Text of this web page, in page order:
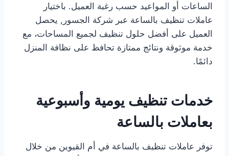
الساعات أو المواعيد حسب رغبة العميل. باختيار
عاملات تنظيف بالساعة عبر شركة الجسور, يحصل
العميل على أفضل حلول تنظيف لجميع المساحات، مع
خدمة موثوقة ونتائج ممتازة تحافظ على نظافة المنزل
دائمًا.
خدمات تنظيف يومية وأسبوعية
بعاملات بالساعة
توفر عاملات تنظيف بالساعة في أم القيوين من خلال